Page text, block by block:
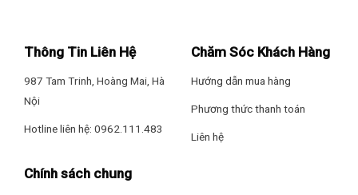
Thông Tin Liên Hệ
987 Tam Trinh, Hoàng Mai, Hà
Nội
Hotline liên hệ: 0962.111.483
Chăm Sóc Khách Hàng
Hướng dẫn mua hàng
Phương thức thanh toán
Liên hệ
Chính sách chung